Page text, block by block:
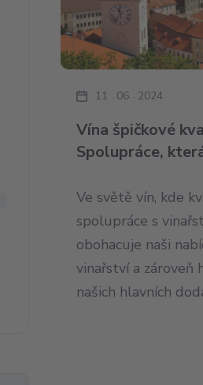
Vína špičkové
Spolupráce,
11 06 2024
Ve světě vín, kde
spolupráce s
obohacuje naši
vinařství a
našich hlavních